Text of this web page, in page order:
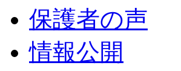
保護者の声
情報公開